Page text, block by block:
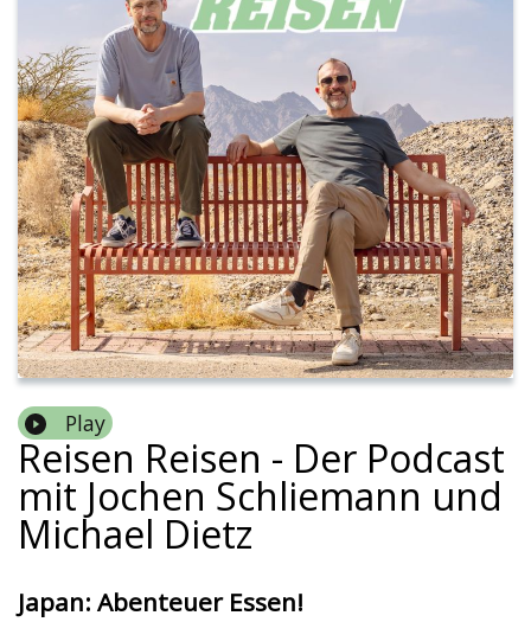
Play
Reisen Reisen - Der Podcast
mit Jochen Schliemann und
Michael Dietz
Japan: Abenteuer Essen!